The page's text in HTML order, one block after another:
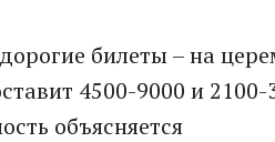
билеты – на
4500-9000 и 2100-
объясняется